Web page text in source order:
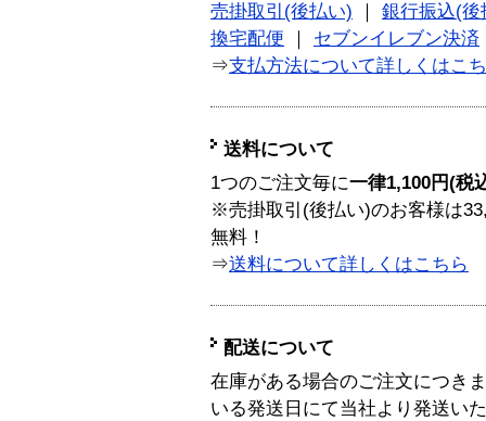
売掛取引(後払い)
銀行振込(後
換宅配便
セブンイレブン決済
⇒支払方法について詳しくはこ
送料について
1つのご注文毎に一律1,100円(税
※売掛取引(後払い)のお客様は
無料！
⇒送料について詳しくはこちら
配送について
在庫がある場合のご注文につき
いる発送日にて当社より発送い